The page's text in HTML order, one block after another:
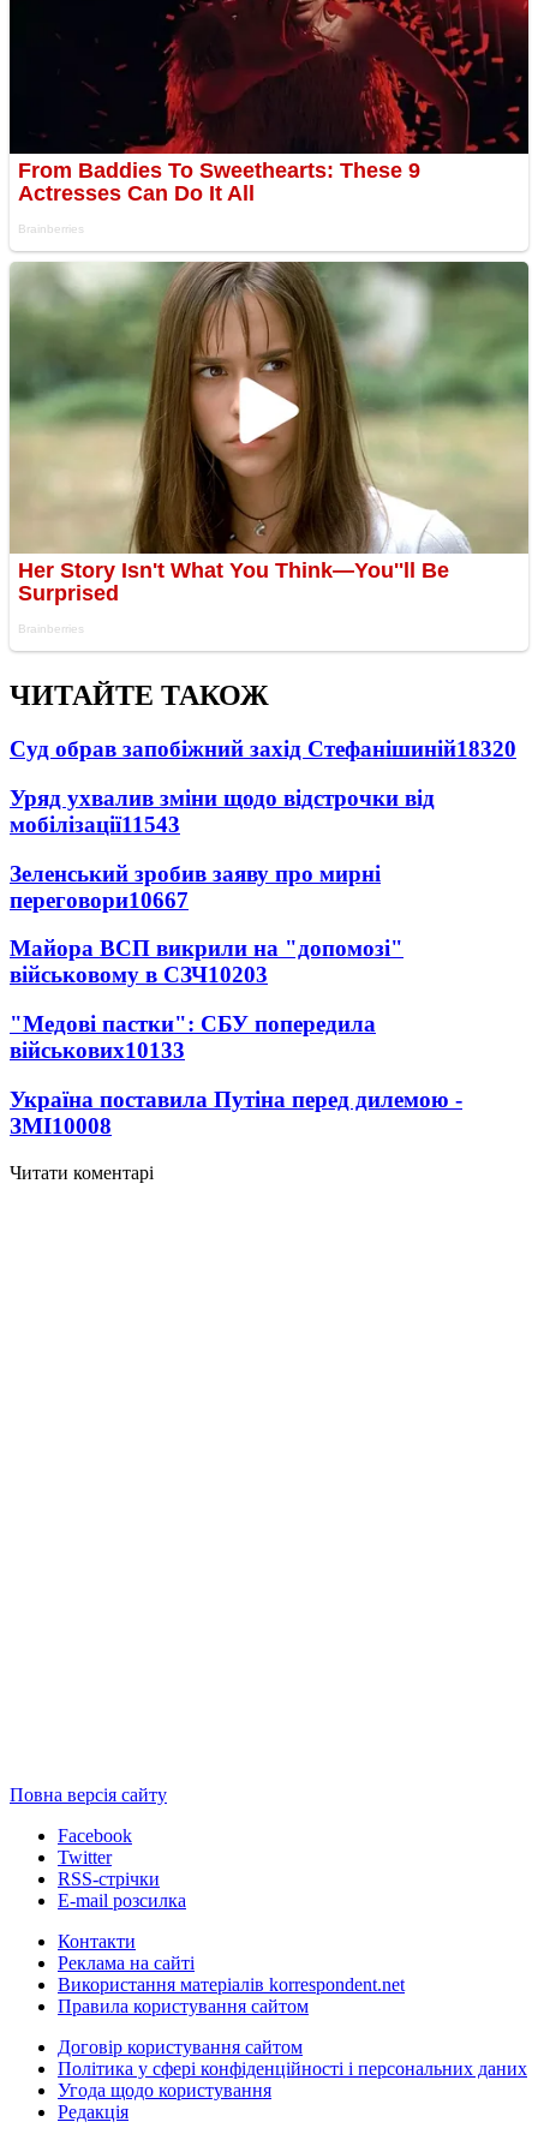
ЧИТАЙТЕ ТАКОЖ
Суд обрав запобіжний захід Стефанішиній18320
Уряд ухвалив зміни щодо відстрочки від
мобілізації11543
Зеленський зробив заяву про мирні
переговори10667
Майора ВСП викрили на "допомозі"
військовому в СЗЧ10203
"Медові пастки": СБУ попередила
військових10133
Україна поставила Путіна перед дилемою -
ЗМІ10008
Читати коментарі
Повна версія сайту
Facebook
Twitter
RSS-стрічки
E-mail розсилка
Контакти
Реклама на сайті
Використання матеріалів korrespondent.net
Правила користування сайтом
Договір користування сайтом
Політика у сфері конфіденційності і персональних даних
Угода щодо користування
Редакція